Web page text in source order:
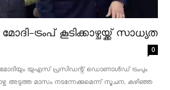
ട്രംപ് കൂടിക്കാഴ്ചയ്ക്ക് സാധ്യത
0
മോദിയും യുഎസ് പ്രസിഡന്റ് ഡൊണാൾഡ് ട്രംപും
അടുത്ത മാസം നടന്നേക്കുമെന്ന് സൂചന. കഴിഞ്ഞ